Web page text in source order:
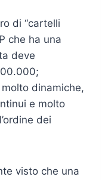
di “cartelli
che ha una
deve
dinamiche,
e molto
dei
visto che una